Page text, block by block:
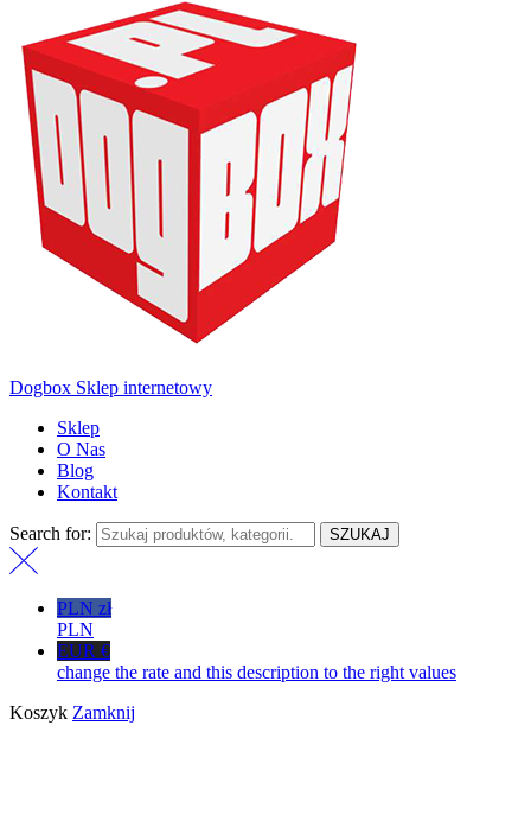
Dogbox Sklep internetowy
Sklep
O Nas
Blog
Kontakt
Search for: SZUKAJ
PLN zł
PLN
EUR €
change the rate and this description to the right values
Koszyk Zamknij